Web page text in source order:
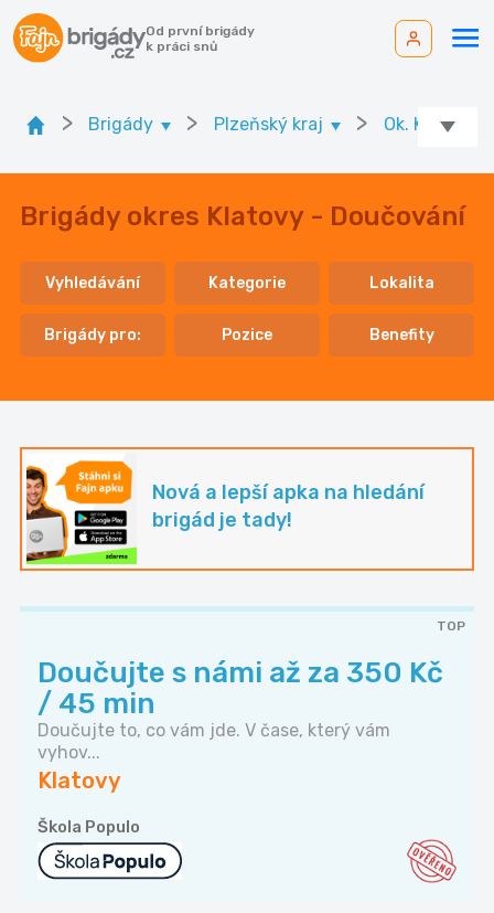
Od první brigády
k práci snů
> Brigády > Plzeňský kraj > Ok. Klatovy
Brigády okres Klatovy - Doučování
Vyhledávání Kategorie Lokalita
Brigády pro: Pozice Benefity
Nová a lepší apka na hledání
brigád je tady!
TOP
Doučujte s námi až za 350 Kč
/ 45 min
Doučujte to, co vám jde. V čase, který vám
vyhov...
Klatovy
Škola Populo